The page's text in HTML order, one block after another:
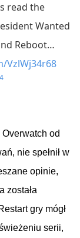
read the
Wanted
Reboot…
VzlWj34r68
Overwatch od
, nie spełnił w
opinie,
została
gry mógł
serii,